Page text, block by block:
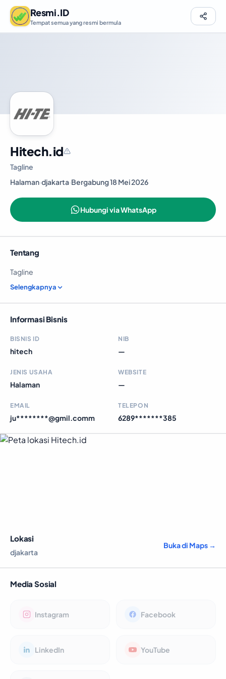
Resmi.ID
Tempat semua yang resmi bermula
Hitech.id
Tagline
Halaman·djakarta·Bergabung 18 Mei 2026
Hubungi via WhatsApp
Tentang
Tagline
Selengkapnya
Informasi Bisnis
BISNIS ID
hitech
NIB
—
JENIS USAHA
Halaman
WEBSITE
—
EMAIL
ju********@gmil.comm
TELEPON
6289*******385
Lokasi
djakarta
Buka di Maps →
Media Sosial
Instagram Facebook
LinkedIn YouTube